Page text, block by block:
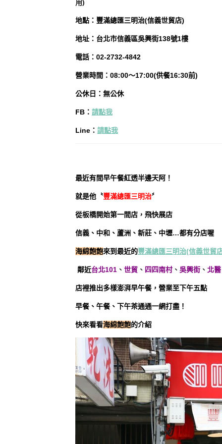
地點 ：豐滿總匯三明治(信義世貿店)
地址：台北市信義區吳興街138號1樓
電話：02-2732-4842
營業時間：08:00～17:00(供餐16:30前)
公休日：無公休
FB ： 請點我
Line ： 請點我
最近有間早午餐紅透半邊天阿！
就是他 〝豐滿總匯三明治〞
從板橋開始第一間店，飛快展店
信義、中和、蘆洲、新莊、中壢…都有分店喔
海綿飽飽來到最近的豐滿總匯三明治(信義世貿
鄰近台北101 、 世貿 、 四四南村 、 吳興街 、 北醫
店裡推出多樣澎湃早午餐，營業至下午五點
早餐、午餐、下午茶通通一網打盡！
快來看看海綿飽飽的介紹